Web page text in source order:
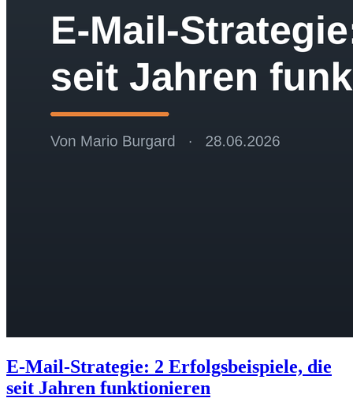
E-Mail-Strategie: 2 Erfolgsbeispiele, die
seit Jahren funktionieren